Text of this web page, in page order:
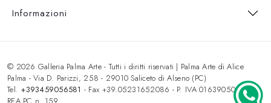
Informazioni
© 2026 Galleria Palma Arte - Tutti i diritti riservati | Palma Arte di Alice
Palma - Via D. Parizzi, 258 - 29010 Saliceto di Alseno (PC)
Tel. +393459056581 - Fax +39.05231652086 - P. IVA 01639050333 -